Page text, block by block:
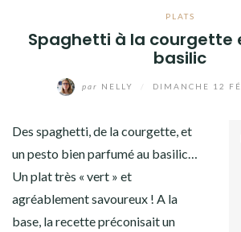
PLATS
Spaghetti à la courgette
basilic
par NELLY DIMANCHE 12
Des spaghetti, de la courgette, et
un pesto bien parfumé au basilic…
Un plat très « vert » et
agréablement savoureux ! A la
base, la recette préconisait un
GOURMANDISES
PAINS & BRIOCHES
DÉTOURNEMENTS CULINAIRES
Facebook
TwitterInstagramPinterest